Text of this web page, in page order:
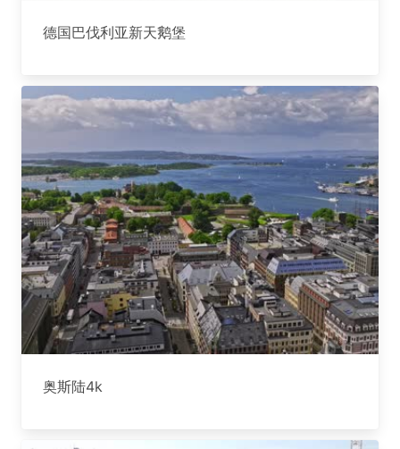
德国巴伐利亚新天鹅堡
奥斯陆4k